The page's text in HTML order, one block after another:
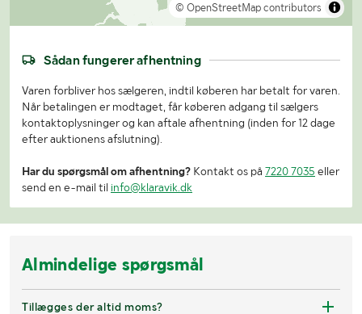
© OpenStreetMap contributors
Sådan fungerer afhentning
Varen forbliver hos sælgeren, indtil køberen har betalt for varen.
Når betalingen er modtaget, får køberen adgang til sælgers
kontaktoplysninger og kan aftale afhentning (inden for 12 dage
efter auktionens afslutning).
Har du spørgsmål om afhentning? Kontakt os på 7220 7035 eller
send en e-mail til info@klaravik.dk
Almindelige spørgsmål
Tillægges der altid moms?